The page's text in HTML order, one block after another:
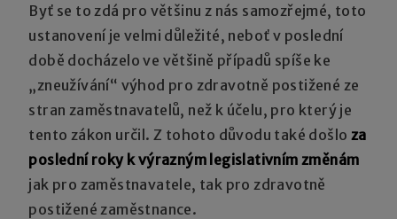
Byť se to zdá pro většinu z nás samozřejmé, toto
ustanovení je velmi důležité, neboť v poslední
době docházelo ve většině případů spíše ke
„zneužívání“ výhod pro zdravotně postižené ze
stran zaměstnavatelů, než k účelu, pro který je
tento zákon určil. Z tohoto důvodu také došlo za
poslední roky k výrazným legislativním změnám
jak pro zaměstnavatele, tak pro zdravotně
postižené zaměstnance.